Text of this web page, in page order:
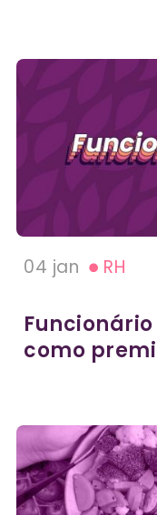
Funcionário
como
04 jan RH